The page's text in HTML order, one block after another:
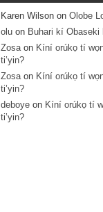
Karen Wilson on Olobe
olu on Buhari kí Obaseki
Zosaon Kíní orúkọ tí
ti’yin?
Zosaon Kíní orúkọ tí
ti’yin?
deboye on Kíní orúkọ tí
ti’yin?